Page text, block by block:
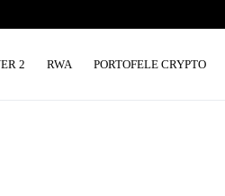
2 RWA PORTOFELE CRYPTO